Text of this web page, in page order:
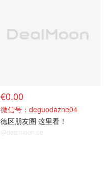
€0.00
微信号：deguodazhe04
德区朋友圈 这里看！
@dealmoon.de